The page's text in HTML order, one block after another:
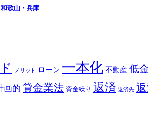
歌山・兵庫
メリット ローン 一本化 不動産 低
画的 貸金業法 資金繰り 返済 返済先 返